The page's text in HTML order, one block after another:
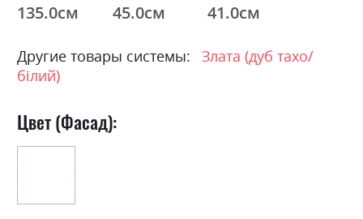
135.0см 45.0см 41.0см
Другие товары системы:
Злата (дуб тахо/
білий)
Цвет (Фасад):